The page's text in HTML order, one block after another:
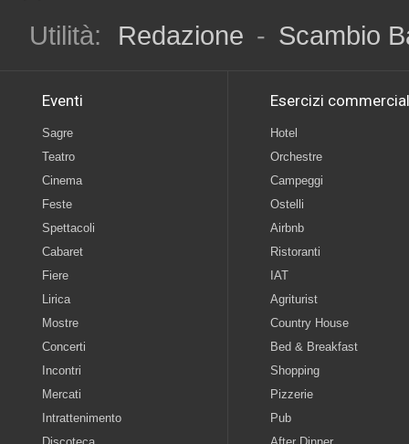
Utilità:
Redazione - Scambio
Eventi
Sagre
Teatro
Cinema
Feste
Spettacoli
Cabaret
Fiere
Lirica
Mostre
Concerti
Incontri
Mercati
Intrattenimento
Esercizi
Hotel
Orchestre
Campeggi
Ostelli
Airbnb
Ristoranti
IAT
Agriturist
Country House
Bed & Breakfast
Shopping
Pizzerie
Pub